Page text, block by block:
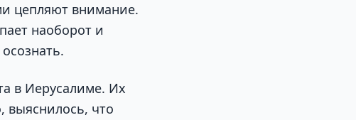
цепляют внимание.
наоборот и
в Иерусалиме. Их
выяснилось, что